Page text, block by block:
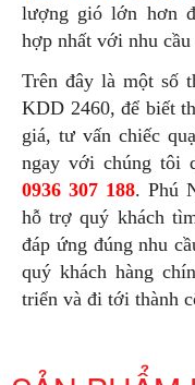
lượng gió lớn hơn
hợp nhất với nhu
Trên đây là một số
KDD 2460, để biết
giá, tư vấn chiếc
ngay với chúng tôi
0936 307 188. Phú
hỗ trợ quý khách
đáp ứng đúng nhu
quý khách hàng
triển và đi tới thành